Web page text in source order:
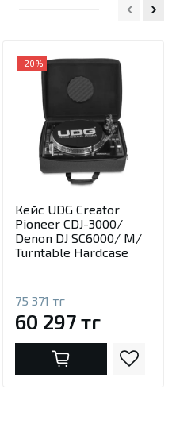
-20%
Кейс UDG Creator
Pioneer CDJ-3000/
Denon DJ SC6000/ M/
Turntable Hardcase
75 371 тг
60 297 тг